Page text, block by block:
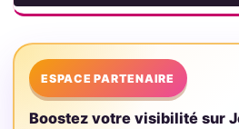
ESPACE PARTENAIRE
Boostez votre visibilité sur